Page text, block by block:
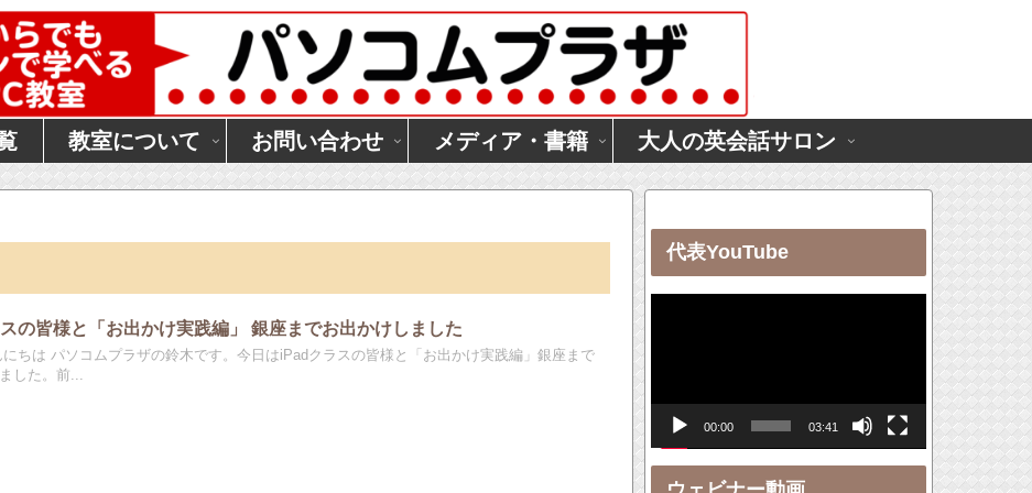
教室について お問い合わせ メディア・書籍 大人の英会話サロン
の皆様と「お出かけ実践編」 銀座までお出かけしました
にちは パソコムプラザの鈴木です。今日はiPadクラスの皆様と「お出かけ実践編」銀座まで
した。前...
代表YouTube
レ
ヤ
00:00 03:41